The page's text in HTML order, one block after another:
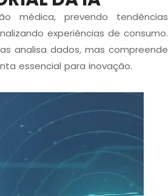
médica, prevendo tendências
experiências de consumo.
analisa dados, mas compreende
essencial para inovação.